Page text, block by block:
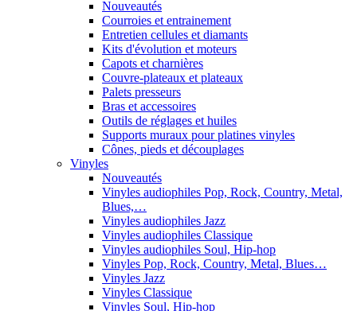
Nouveautés
Courroies et entrainement
Entretien cellules et diamants
Kits d'évolution et moteurs
Capots et charnières
Couvre-plateaux et plateaux
Palets presseurs
Bras et accessoires
Outils de réglages et huiles
Supports muraux pour platines vinyles
Cônes, pieds et découplages
Vinyles
Nouveautés
Vinyles audiophiles Pop, Rock, Country, Metal,
Blues,…
Vinyles audiophiles Jazz
Vinyles audiophiles Classique
Vinyles audiophiles Soul, Hip-hop
Vinyles Pop, Rock, Country, Metal, Blues…
Vinyles Jazz
Vinyles Classique
Vinyles Soul, Hip-hop